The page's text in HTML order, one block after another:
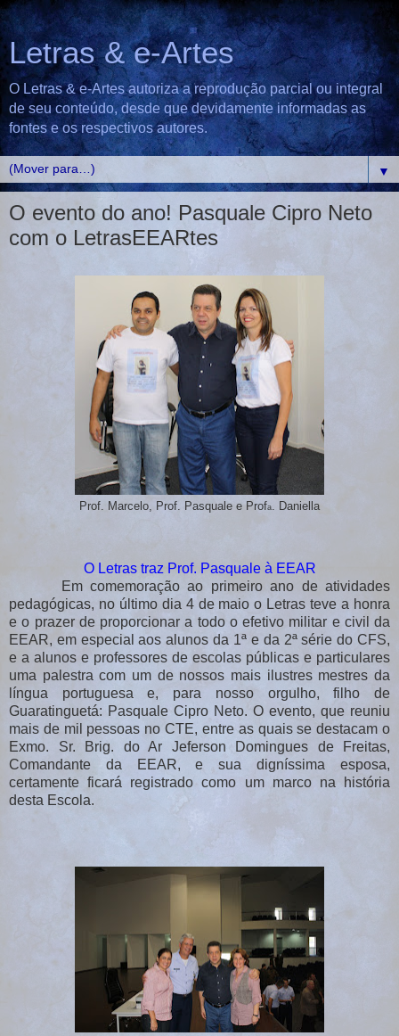
Letras & e-Artes
O Letras & e-Artes autoriza a reprodução parcial ou integral
de seu conteúdo, desde que devidamente informadas as
fontes e os respectivos autores.
▼
O evento do ano! Pasquale Cipro Neto
com o LetrasEEARtes
Prof. Marcelo, Prof. Pasquale e Profa . Daniella
O Letras traz Prof. Pasquale à EEAR
Em comemoração ao primeiro ano de atividades
pedagógicas, no último dia 4 de maio o Letras teve a honra
e o prazer de proporcionar a todo o efetivo militar e civil da
EEAR, em especial aos alunos da 1ª e da 2ª série do CFS,
e a alunos e professores de escolas públicas e particulares
uma palestra com um de nossos mais ilustres mestres da
língua portuguesa e, para nosso orgulho, filho de
Guaratinguetá: Pasquale Cipro Neto. O evento, que reuniu
mais de mil pessoas no CTE, entre as quais se destacam o
Exmo. Sr. Brig. do Ar Jeferson Domingues de Freitas,
Comandante da EEAR, e sua digníssima esposa,
certamente ficará registrado como um marco na história
desta Escola.